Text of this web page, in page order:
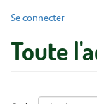
User
account
menu
Se connecter
Toute